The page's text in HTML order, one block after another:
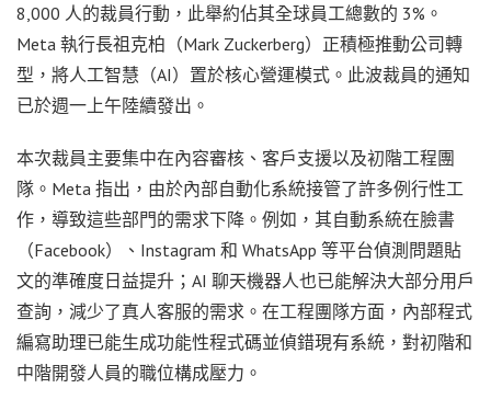
8,000 人的裁員行動，此舉約佔其全球員工總數的 3%。
Meta 執行長祖克柏（Mark Zuckerberg）正積極推動公司轉
型，將人工智慧（AI）置於核心營運模式。此波裁員的通知
已於週一上午陸續發出。
本次裁員主要集中在內容審核、客戶支援以及初階工程團
隊。Meta 指出，由於內部自動化系統接管了許多例行性工
作，導致這些部門的需求下降。例如，其自動系統在臉書
（Facebook）、Instagram 和 WhatsApp 等平台偵測問題貼
文的準確度日益提升；AI 聊天機器人也已能解決大部分用戶
查詢，減少了真人客服的需求。在工程團隊方面，內部程式
編寫助理已能生成功能性程式碼並偵錯現有系統，對初階和
中階開發人員的職位構成壓力。